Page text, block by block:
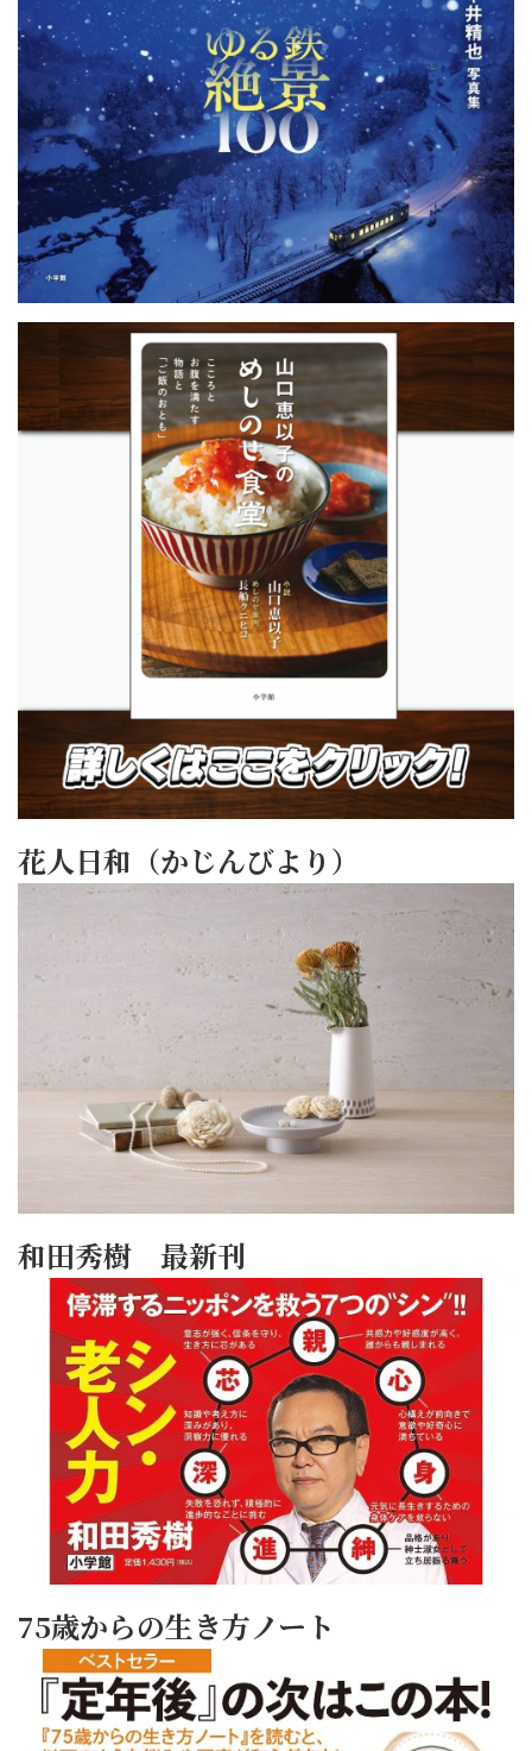
花人日和（かじんびより）
和田秀樹 最新刊
75歳からの生き方ノート